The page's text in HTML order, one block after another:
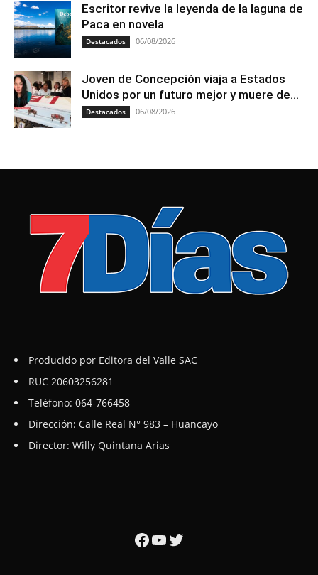
Escritor revive la leyenda de la laguna de
Paca en novela
Destacados 06/08/2026
Joven de Concepción viaja a Estados
Unidos por un futuro mejor y muere de...
Destacados 06/08/2026
Producido por Editora del Valle SAC
RUC 20603256281
Teléfono: 064-766458
Dirección: Calle Real N° 983 – Huancayo
Director: Willy Quintana Arias
Facebook
YouTube
Twitter